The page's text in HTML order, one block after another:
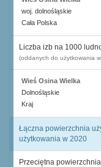
woj. dolnośląskie
Cała Polska
Liczba izb na 1000
(oddanych do użytkowania
Wieś Osina Wielka
Dolnośląskie
Kraj
Łączna powierzchnia
użytkowania w 2020
Przeciętna